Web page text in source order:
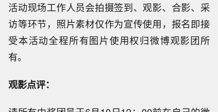
活动现场工作人员会拍摄签到、观影、合影、采
访等环节，照片素材仅作为宣传使用，报名即接
受本活动全程所有图片使用权归微博观影团所
有。
观影点评：